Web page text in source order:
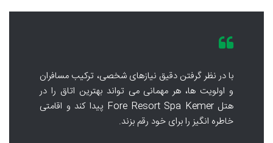
با در نظر گرفتن دقیق نیازهای شخصی، ترکیب مسافران
و اولویت ها، هر مهمانی می تواند بهترین اتاق را در
هتل Fore Resort Spa Kemer پیدا کند و اقامتی
خاطره انگیز را برای خود رقم بزند.